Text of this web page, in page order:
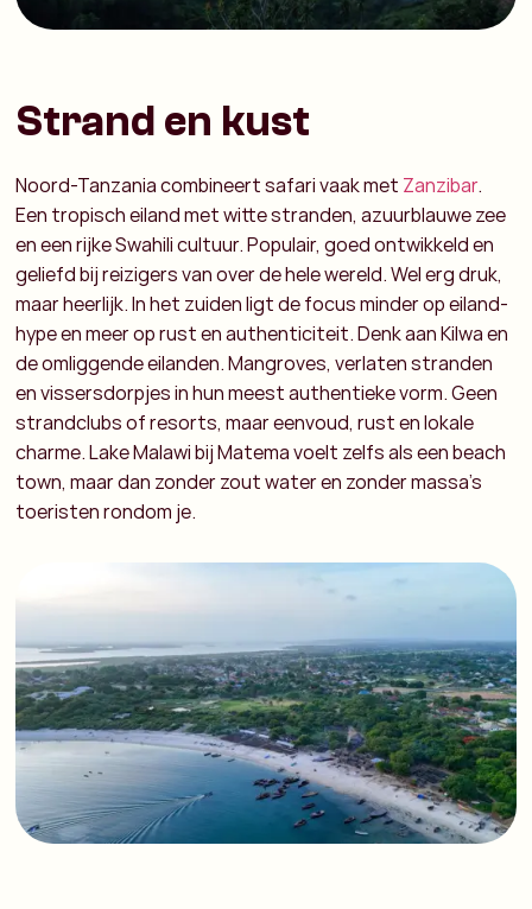
Strand en kust
Noord-Tanzania combineert safari vaak met Zanzibar.
Een tropisch eiland met witte stranden, azuurblauwe zee
en een rijke Swahili cultuur. Populair, goed ontwikkeld en
geliefd bij reizigers van over de hele wereld. Wel erg druk,
maar heerlijk. In het zuiden ligt de focus minder op eiland-
hype en meer op rust en authenticiteit. Denk aan Kilwa en
de omliggende eilanden. Mangroves, verlaten stranden
en vissersdorpjes in hun meest authentieke vorm. Geen
strandclubs of resorts, maar eenvoud, rust en lokale
charme. Lake Malawi bij Matema voelt zelfs als een beach
town, maar dan zonder zout water en zonder massa’s
toeristen rondom je.